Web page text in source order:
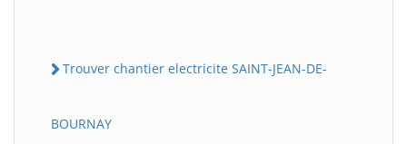
Trouver chantier electricite SAINT-JEAN-DE-
BOURNAY